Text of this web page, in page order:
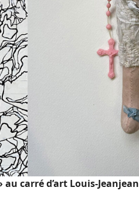
carré d’art Louis-Jeanjean